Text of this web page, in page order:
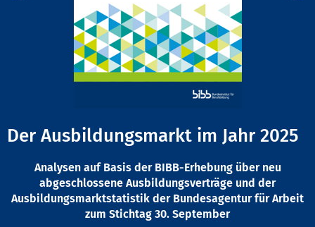
Der Ausbildungsmarkt im Jahr 2025
Analysen auf Basis der BIBB-Erhebung über neu
abgeschlossene Ausbildungsverträge und der
Ausbildungsmarktstatistik der Bundesagentur für Arbeit
zum Stichtag 30. September